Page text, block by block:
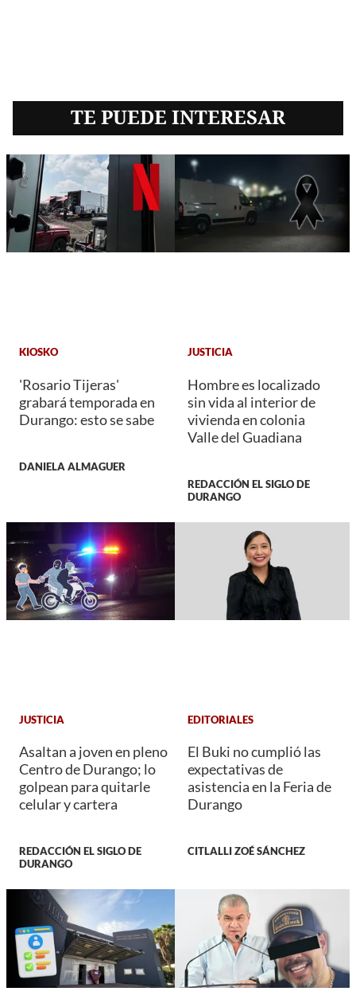
TE PUEDE INTERESAR
KIOSKO
'Rosario Tijeras'
grabará temporada en
Durango: esto se sabe
DANIELA ALMAGUER
JUSTICIA
Hombre es localizado
sin vida al interior de
vivienda en colonia
Valle del Guadiana
REDACCIÓN EL SIGLO DE
DURANGO
JUSTICIA
Asaltan a joven en pleno
Centro de Durango; lo
golpean para quitarle
celular y cartera
REDACCIÓN EL SIGLO DE
DURANGO
EDITORIALES
El Buki no cumplió las
expectativas de
asistencia en la Feria de
Durango
CITLALLI ZOÉ SÁNCHEZ